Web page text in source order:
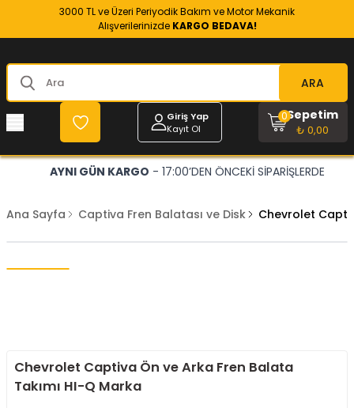
3000 TL ve Üzeri Periyodik Bakım ve Motor Mekanik
Alışverilerinizde KARGO BEDAVA!
ARA
Giriş Yap
Kayıt Ol
Sepetim
₺ 0,00
0
AYNI GÜN KARGO - 17:00’DEN ÖNCEKİ SİPARİŞLERDE
Ana Sayfa Captiva Fren Balatası ve Disk Chevrolet
Chevrolet Captiva Ön ve Arka Fren Balata
Takımı HI-Q Marka